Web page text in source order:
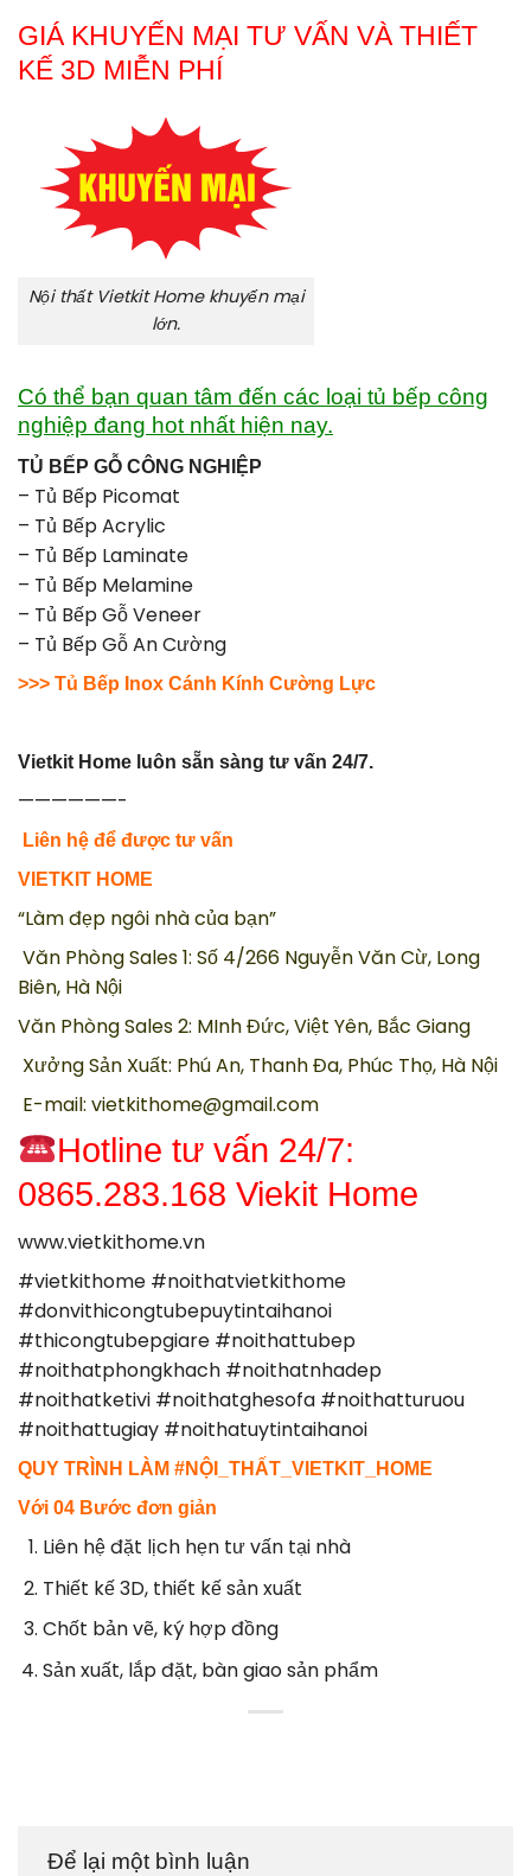
GIÁ KHUYẾN MẠI TƯ VẤN VÀ THIẾT
KẾ 3D MIỄN PHÍ
Nội thất Vietkit Home khuyến mại
lớn.
Có thể bạn quan tâm đến các loại tủ bếp công
nghiệp đang hot nhất hiện nay.
TỦ BẾP GỖ CÔNG NGHIỆP
– Tủ Bếp Picomat
– Tủ Bếp Acrylic
– Tủ Bếp Laminate
– Tủ Bếp Melamine
– Tủ Bếp Gỗ Veneer
– Tủ Bếp Gỗ An Cường
>>> Tủ Bếp Inox Cánh Kính Cường Lực
Vietkit Home luôn sẵn sàng tư vấn 24/7.
——————-
Liên hệ để được tư vấn
VIETKIT HOME
“Làm đẹp ngôi nhà của bạn”
Văn Phòng Sales 1: Số 4/266 Nguyễn Văn Cừ, Long
Biên, Hà Nội
Văn Phòng Sales 2: MInh Đức, Việt Yên, Bắc Giang
Xưởng Sản Xuất: Phú An, Thanh Đa, Phúc Thọ, Hà Nội
E-mail: vietkithome@gmail.com
Hotline tư vấn 24/7:
0865.283.168 Viekit Home
www.vietkithome.vn
#vietkithome #noithatvietkithome
#donvithicongtubepuytintaihanoi
#thicongtubepgiare #noithattubep
#noithatphongkhach #noithatnhadep
#noithatketivi #noithatghesofa #noithatturuou
#noithattugiay #noithatuytintaihanoi
QUY TRÌNH LÀM #NỘI_THẤT_VIETKIT_HOME
Với 04 Bước đơn giản
Liên hệ đặt lịch hẹn tư vấn tại nhà
Thiết kế 3D, thiết kế sản xuất
Chốt bản vẽ, ký hợp đồng
Sản xuất, lắp đặt, bàn giao sản phẩm
Để lại một bình luận